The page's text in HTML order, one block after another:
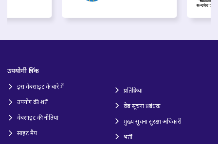
उपयोगी लिंक
इस वेबसाइट के बारे में
उपयोग की शर्तें
वेबसाइट की नीतियां
साइट मैप
प्रतिक्रिया
वेब सूचना प्रबंधक
मुख्य सूचना सुरक्षा अधिकारी
भर्ती